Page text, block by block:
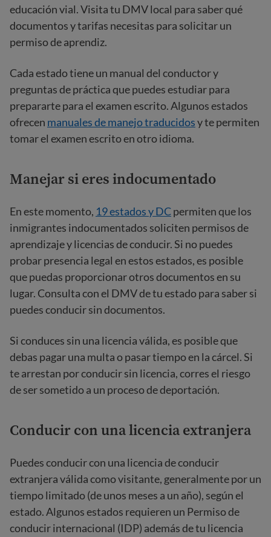
educación vial. Visita tu DMV local para saber qué
documentos y tarifas necesitas para solicitar un
permiso de aprendiz.
Cada estado tiene un manual del conductor y
preguntas de práctica que puedes estudiar para
prepararte para el examen escrito. Algunos estados
ofrecen manuales de manejo traducidosy te permiten
tomar el examen escrito en otro idioma.
Manejar si eres indocumentado
En este momento, 19 estados y DCpermiten que los
inmigrantes indocumentados soliciten permisos de
aprendizaje y licencias de conducir. Si no puedes
probar presencia legal en estos estados, es posible
que puedas proporcionar otros documentos en su
lugar. Consulta con el DMV de tu estado para saber si
puedes conducir sin documentos.
Si conduces sin una licencia válida, es posible que
debas pagar una multa o pasar tiempo en la cárcel. Si
te arrestan por conducir sin licencia, corres el riesgo
de ser sometido a un proceso de deportación.
Conducir con una licencia extranjera
Puedes conducir con una licencia de conducir
extranjera válida como visitante, generalmente por un
tiempo limitado (de unos meses a un año), según el
estado. Algunos estados requieren un Permiso de
conducir internacional (IDP) además de tu licencia